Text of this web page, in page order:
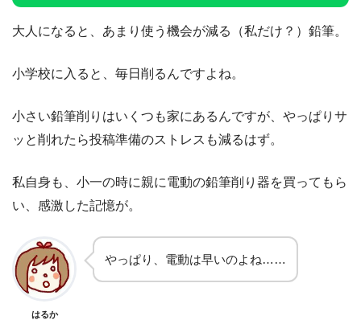
大人になると、あまり使う機会が減る（私だけ？）鉛筆。
小学校に入ると、毎日削るんですよね。
小さい鉛筆削りはいくつも家にあるんですが、やっぱりサ
ッと削れたら投稿準備のストレスも減るはず。
私自身も、小一の時に親に電動の鉛筆削り器を買ってもら
い、感激した記憶が。
はるか
やっぱり、電動は早いのよね……